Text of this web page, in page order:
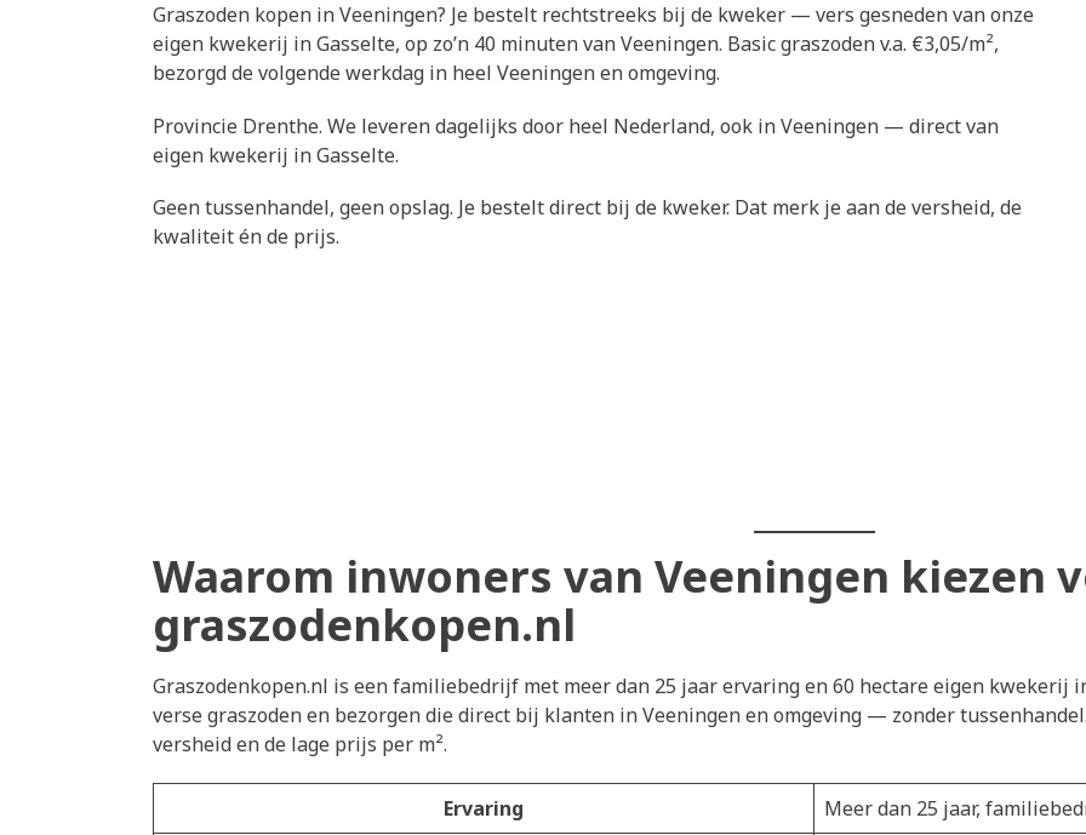
Graszoden kopen in Veeningen? Je bestelt rechtstreeks bij de kweker — vers gesneden van onze
eigen kwekerij in Gasselte, op zo’n 40 minuten van Veeningen. Basic graszoden v.a. €3,05/m²,
bezorgd de volgende werkdag in heel Veeningen en omgeving.
Provincie Drenthe. We leveren dagelijks door heel Nederland, ook in Veeningen — direct van
eigen kwekerij in Gasselte.
Geen tussenhandel, geen opslag. Je bestelt direct bij de kweker. Dat merk je aan de versheid, de
kwaliteit én de prijs.
Waarom inwoners van Veeningen kiezen
graszodenkopen.nl
Graszodenkopen.nl is een familiebedrijf met meer dan 25 jaar ervaring en 60 hectare eigen kwekerij
verse graszoden en bezorgen die direct bij klanten in Veeningen en omgeving — zonder
versheid en de lage prijs per m².
Ervaring
Meer dan 25 jaar,